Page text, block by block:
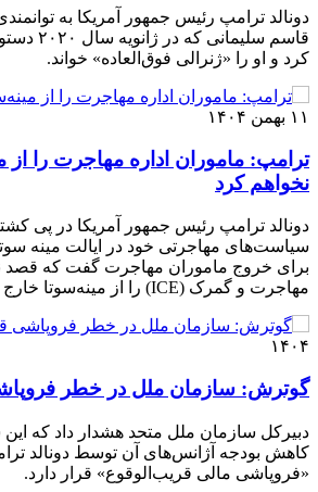
دونالد ترامپ رئیس جمهور آمریکا به
قاسم
کرد و او را «ژنرالی فوق‌العاده» خواند.
۱۱ بهمن ۱۴۰۴
ترامپ: ماموران اداره مهاجرت را از
نخواهم کرد
دونالد ترامپ رئیس جمهور آمریکا در پی
سیاست‌های مهاجرتی خود در ایالت مینه
برای خروج ماموران مهاجرت گفت که قصد
مهاجرت و گمرک (ICE) را از مینه‌سوتا خارج کند.
۱۴۰۴
گوترش: سازمان ملل در خطر
دبیرکل سازمان ملل متحد هشدار داد که
کاهش بودجه آژانس‌های آن توسط دونالد
«فروپاشی مالی قریب‌الوقوع» قرار دارد.